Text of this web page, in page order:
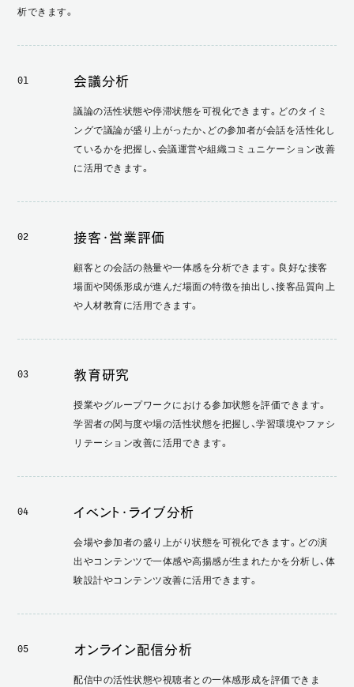
析できます。
01 会議分析
議論の活性状態や停滞状態を可視化できます。どのタイミ
ングで議論が盛り上がったか、どの参加者が会話を活性化し
ているかを把握し、会議運営や組織コミュニケーション改善
に活用できます。
02 接客・営業評価
顧客との会話の熱量や一体感を分析できます。良好な接客
場面や関係形成が進んだ場面の特徴を抽出し、接客品質向上
や人材教育に活用できます。
03 教育研究
授業やグループワークにおける参加状態を評価できます。
学習者の関与度や場の活性状態を把握し、学習環境やファシ
リテーション改善に活用できます。
04 イベント・ライブ分析
会場や参加者の盛り上がり状態を可視化できます。どの演
出やコンテンツで一体感や高揚感が生まれたかを分析し、体
験設計やコンテンツ改善に活用できます。
05 オンライン配信分析
配信中の活性状態や視聴者との一体感形成を評価できま